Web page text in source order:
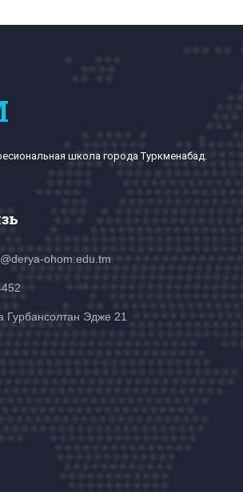
школа города Туркменабад.
ohom.edu.tm
Гурбансолтан Эдже 21